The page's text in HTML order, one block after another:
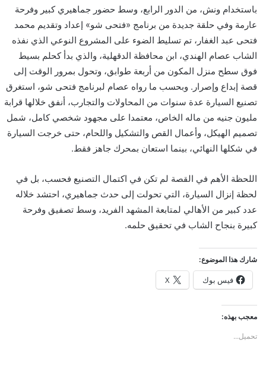
باستخدام ونش، من الدور الرابع، وسط حضور جماهيري كبير وفرحة
عارمة وفي حلقة جديدة من برنامج «فتحى شو» إعداد وتقديم محمد
فتحى عبد الغفار، تم تسليط الضوء على المشروع النوعي الذي نفذه
الشاب عصام الهندي، ابن محافظة الدقهلية، والذي بدأ كحلم بسيط
فوق سطح منزل المكون من أربعة طوابق، وتحول بمرور الوقت إلى
قصة إبداع وإصرار. وبحسب ما رواه عصام لبرنامج فتحى شو، استغرق
تصنيع السيارة عدة سنوات من المحاولات والتجارب، أنفق خلالها قرابة
مليون جنيه من ماله الخاص، معتمدا على مجهود شخصي كامل، شمل
تصميم الهيكل، وأعمال القص والتشكيل واللحام، حتى خرجت السيارة
في شكلها النهائي، بينما استعان بمحرك جاهز فقط.
اللحظة الأهم في القصة لم تكن في اكتمال التصنيع فحسب، بل في
لحظة إنزال السيارة، التي تحولت إلى حدث جماهيري، احتشد خلاله
عدد كبير من الأهالي لمتابعة المشهد الفريد، وسط تصفيق وفرحة
كبيرة بنجاح الشاب في تحقيق حلمه.
شارك هذا الموضوع:
فيس بوك X
معجب بهذه:
تحميل...